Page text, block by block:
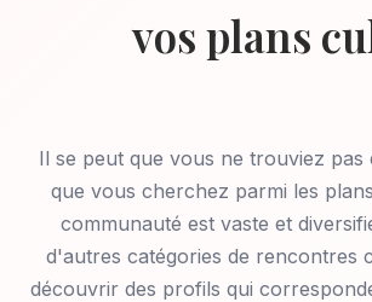
vos plans
Il se peut que vous ne trouviez pas
que vous cherchez parmi les
communauté est vaste et
d'autres catégories de rencontres
découvrir des profils qui